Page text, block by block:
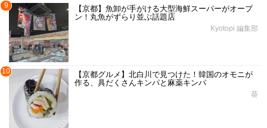
9
【京都】魚卸が手がける大型海鮮スーパーがオープ
ン！丸魚がずらり並ぶ話題店
Kyotopi 編集部
10
【京都グルメ】北白川で見つけた！韓国のオモニが
作る、具だくさんキンパと麻薬キンパ
葵